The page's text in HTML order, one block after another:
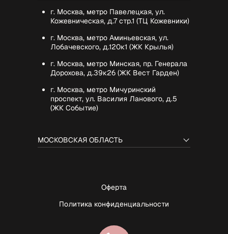
г. Москва, метро Павелецкая, ул.
Кожевническая, д.7 стр.1 (ТЦ Кожевники)
г. Москва, метро Аминьевская, ул.
Лобачевского, д.120к1 (ЖК Крылья)
г. Москва, метро Минская, пр. Генерала
Дорохова, д.39к2б (ЖК Вест Гарден)
г. Москва, метро Мичуринский
проспект, ул. Василия Ланового, д.5
(ЖК Событие)
МОСКОВСКАЯ ОБЛАСТЬ
Оферта
Политика конфиденциальности